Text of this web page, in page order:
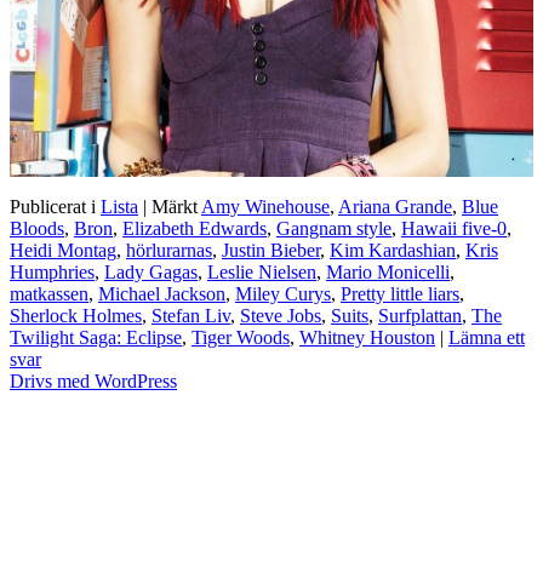
Publicerat i Lista | Märkt Amy Winehouse, Ariana Grande, Blue
Bloods, Bron, Elizabeth Edwards, Gangnam style, Hawaii five-0,
Heidi Montag, hörlurarnas, Justin Bieber, Kim Kardashian, Kris
Humphries, Lady Gagas, Leslie Nielsen, Mario Monicelli,
matkassen, Michael Jackson, Miley Curys, Pretty little liars,
Sherlock Holmes, Stefan Liv, Steve Jobs, Suits, Surfplattan, The
Twilight Saga: Eclipse, Tiger Woods, Whitney Houston | Lämna ett
svar
Drivs med WordPress